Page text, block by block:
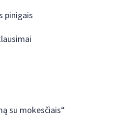
pinigais
su mokesčiais“